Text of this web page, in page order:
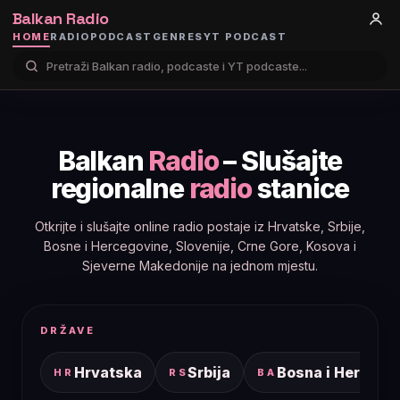
Balkan Radio
HOMERADIO PODCAST GENRESYT PODCAST
Balkan Radio– Slušajte
regionalneradiostanice
Otkrijte i slušajte online radio postaje iz Hrvatske, Srbije,
Bosne i Hercegovine, Slovenije, Crne Gore, Kosova i
Sjeverne Makedonije na jednom mjestu.
DRŽAVE
HR Hrvatska RSSrbija BA Bosna i